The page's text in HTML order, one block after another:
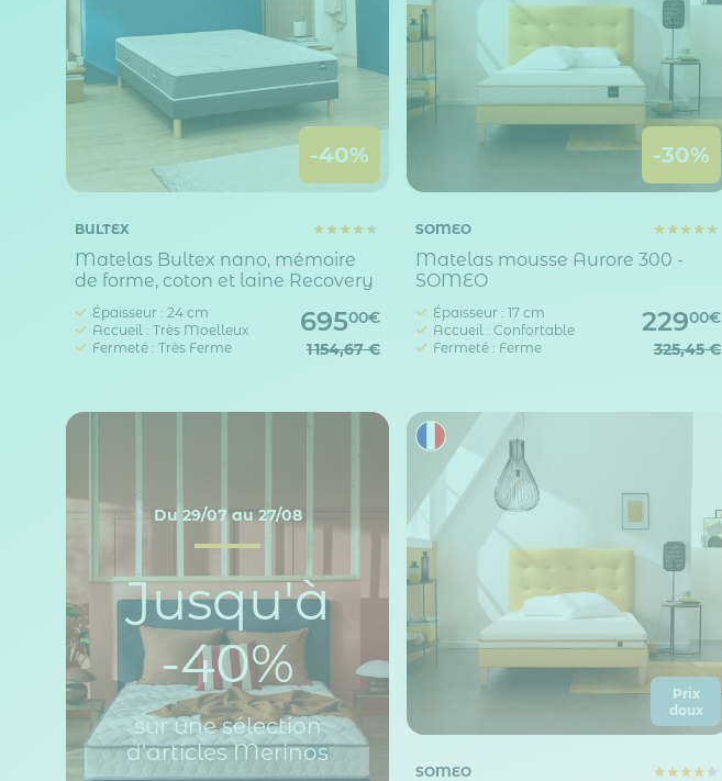
-40%
BULTEX
Matelas Bultex nano, mémoire
de forme, coton et laine Recovery
Épaisseur : 24 cm
Accueil : Très Moelleux
Fermeté : Très Ferme
69500€
1 154,67 €
-30%
SOMEO
Matelas mousse Aurore 300 -
SOMEO
Épaisseur : 17 cm
Accueil : Confortable
Fermeté : Ferme
22900€
325,45 €
Du 29/07 au 27/08
Jusqu'à
-40%
sur une sélection
d'articles Merinos
Prix
doux
SOMEO